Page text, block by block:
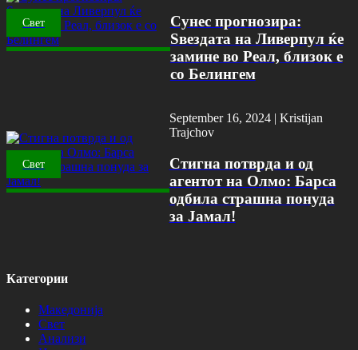
Свет
Сунес прогнозира:
Ѕвездата на Ливерпул ќе
замине во Реал, близок е
со Белингем
Свет
September 16, 2024 | Kristijan
Trajchov
Стигна потврда и од
агентот на Олмо: Барса
одбила страшна понуда
за Јамал!
Категории
Македонија
Свет
Анализи